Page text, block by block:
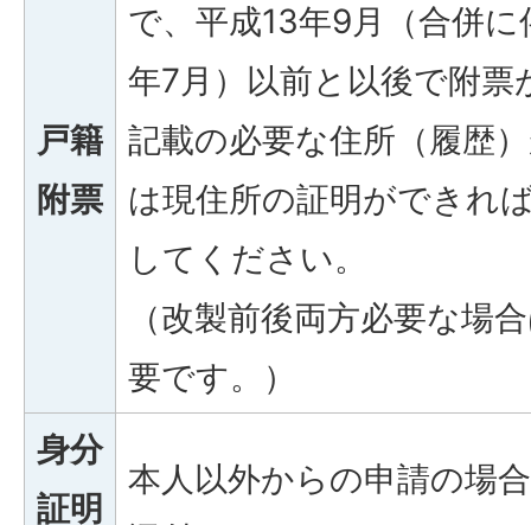
戸籍
附票
で、平成13年9月（合併
年7月）以前と以後で附
記載の必要な住所（履歴
は現住所の証明ができれ
してください。
（改製前後両方必要な場
要です。）
身分
証明
本人以外からの申請の場